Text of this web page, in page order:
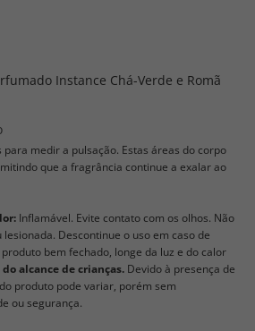
Instance Chá-Verde e Romã
medir a pulsação. Estas áreas do corpo
que a fragrância continue a exalar ao
Inflamável. Evite contato com os olhos. Não
Descontinue o uso em caso de
bem fechado, longe da luz e do calor
alcance de crianças. Devido à presença de
produto pode variar, porém sem
ou segurança.